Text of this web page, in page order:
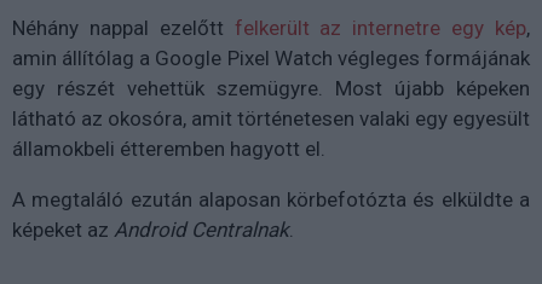
Néhány nappal ezelőtt felkerült az internetre egy kép,
amin állítólag a Google Pixel Watch végleges formájának
egy részét vehettük szemügyre. Most újabb képeken
látható az okosóra, amit történetesen valaki egy egyesült
államokbeli étteremben hagyott el.
A megtaláló ezután alaposan körbefotózta és elküldte a
képeket az Android Centralnak.